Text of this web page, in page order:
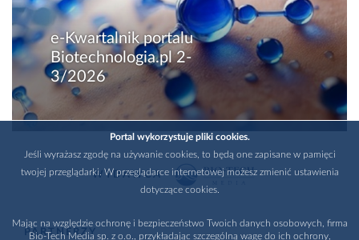
e-Kwartalnik portalu
Biotechnologia.pl 2-
3/2026
WYDAWCA
PARTNERZY
Portal wykorzystuje pliki cookies.
Jeśli wyrażasz zgodę na używanie cookies, to będą one zapisane w pamięci
twojej przeglądarki. W przeglądarce internetowej możesz zmienić ustawienia
dotyczące cookies.
Mając na względzie ochronę i bezpieczeństwo Twoich danych osobowych, firma
Bio-Tech Media sp. z o.o., przykładając szczególną wagę do ich ochrony,